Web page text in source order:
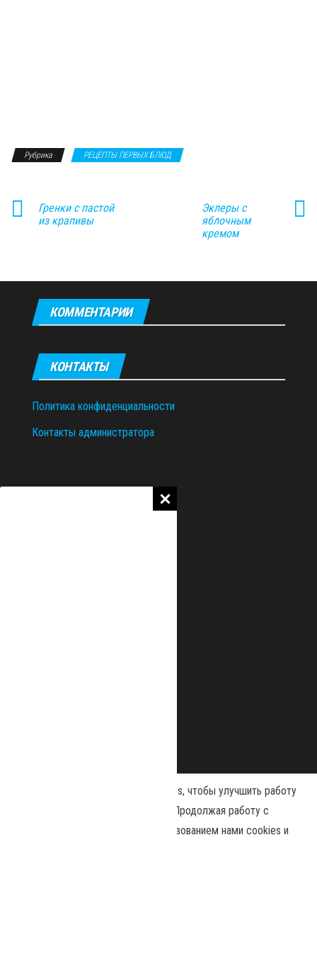
Рубрика РЕЦЕПТЫ ПЕРВЫХ БЛЮД
Гренки с пастой
из крапивы
Эклеры с
яблочным
кремом
КОММЕНТАРИИ
КОНТАКТЫ
Политика конфиденциальности
Контакты администратора
Наш сайт использует файлы cookies, чтобы улучшить работу
и повысить эффективность сайта. Продолжая работу с
сайтом, вы соглашаетесь с использованием нами cookies и